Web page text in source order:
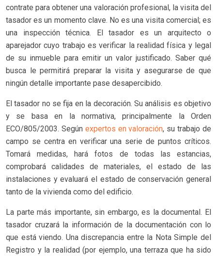
contrate para obtener una valoración profesional, la visita del
tasador es un momento clave. No es una visita comercial; es
una inspección técnica. El tasador es un arquitecto o
aparejador cuyo trabajo es verificar la realidad física y legal
de su inmueble para emitir un valor justificado. Saber qué
busca le permitirá preparar la visita y asegurarse de que
ningún detalle importante pase desapercibido.
El tasador no se fija en la decoración. Su análisis es objetivo
y se basa en la normativa, principalmente la Orden
ECO/805/2003. Según expertos en valoración, su trabajo de
campo se centra en verificar una serie de puntos críticos.
Tomará medidas, hará fotos de todas las estancias,
comprobará calidades de materiales, el estado de las
instalaciones y evaluará el estado de conservación general
tanto de la vivienda como del edificio.
La parte más importante, sin embargo, es la documental. El
tasador cruzará la información de la documentación con lo
que está viendo. Una discrepancia entre la Nota Simple del
Registro y la realidad (por ejemplo, una terraza que ha sido